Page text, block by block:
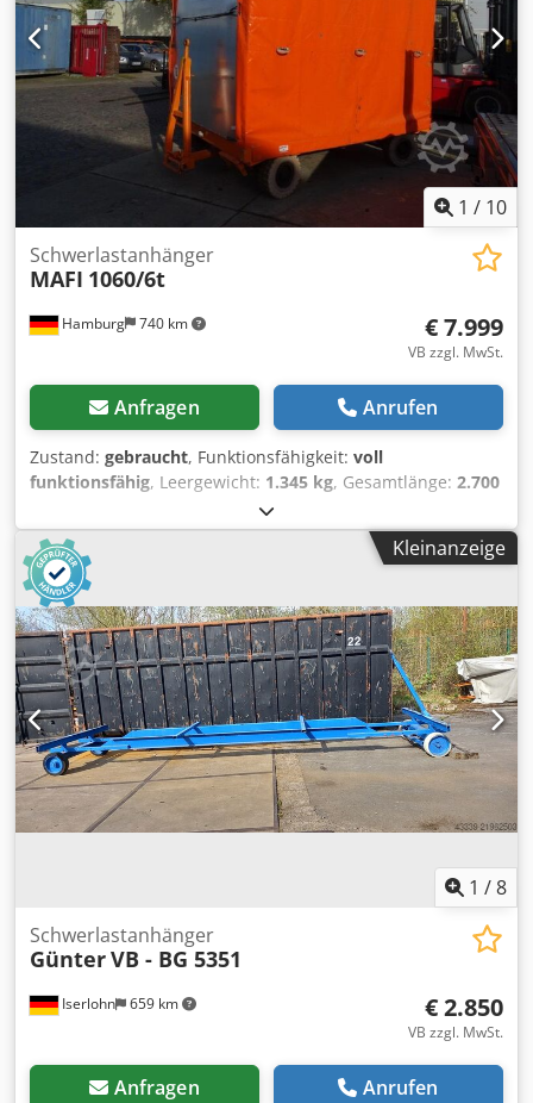
1 / 10
Hamburg 740 km
Schwerlastanhänger
MAFI 1060/6t
€ 7.999
VB zzgl. MwSt.
Anfragen Anrufen
Zustand: gebraucht, Funktionsfähigkeit: voll
funktionsfähig, Leergewicht: 1.345 kg, Gesamtlänge: 2.700
, Bauhöhe:
kg, Zugkraft bei Belastung:6.000 N, Baubreite:2.110 mm,
Schwerlastanhänger Chedpfou Dzrujx Acyoa Zustand:
Einsatzbereit und voll funktionsfähig Zustand Technisch:
sehr gut Bereifung vorne Typ: Superelastik Bereifung
vorne Grösse: 18x7-8 Nicht-kreidende Bereifung hinten
Typ: Superelastik Bereifung hinten Grösse: 18x7-8 Nicht-
kreidende Beschreibung: Allradlenkung Nicht-kreidende
Bereifung,
Kleinanzeige
1 /8
Iserlohn 659 km
Schwerlastanhänger
GünterVB - BG 5351
€ 2.850
VB zzgl. MwSt.
Anfragen Anrufen